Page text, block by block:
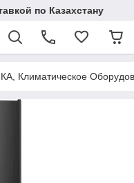
по Казахстану
Климатическое